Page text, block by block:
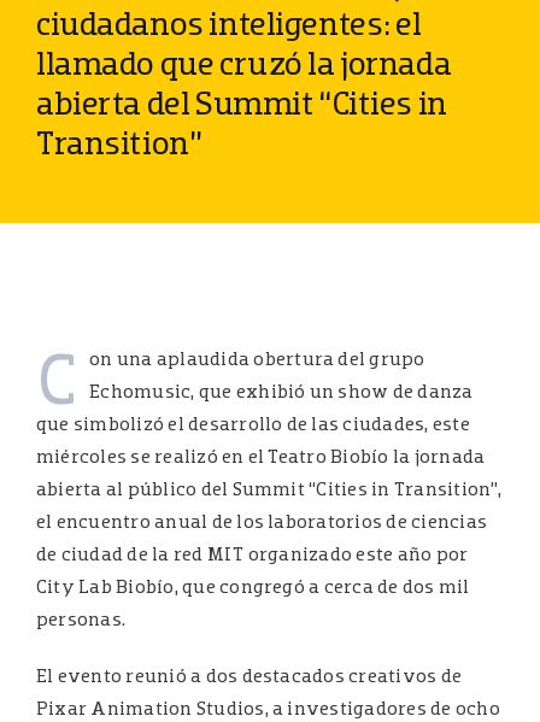
ciudadanos inteligentes: el
llamado que cruzó la jornada
abierta del Summit “Cities in
Transition”
C
on una aplaudida obertura del grupo
Echomusic, que exhibió un show de danza
que simbolizó el desarrollo de las ciudades, este
miércoles se realizó en el Teatro Biobío la jornada
abierta al público del Summit “Cities in Transition”,
el encuentro anual de los laboratorios de ciencias
de ciudad de la red MIT organizado este año por
City Lab Biobío, que congregó a cerca de dos mil
personas.
El evento reunió a dos destacados creativos de
Pixar Animation Studios, a investigadores de ocho